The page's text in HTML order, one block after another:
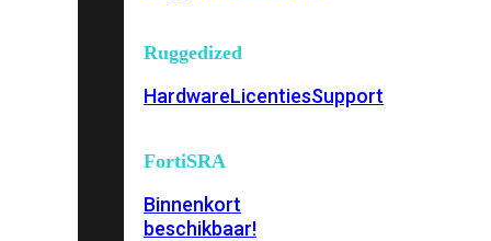
Ruggedized
HardwareLicentiesSupport
FortiSRA
Binnenkort
beschikbaar!